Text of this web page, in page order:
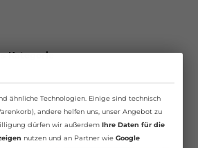
Kategorie
ähnliche Technologien. Einige sind technisch
andere helfen uns, unser Angebot zu
dürfen wir außerdem Ihre Daten für die
nutzen und an Partner wie Google